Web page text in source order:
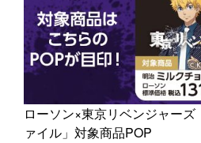
ローソン×東京リベンジャー
ァイル」対象商品POP